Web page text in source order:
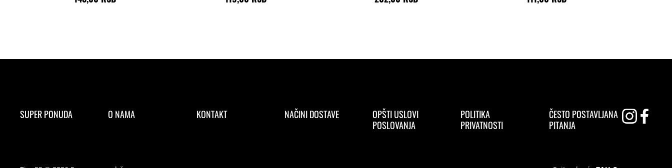
SUPER PONUDA O NAMA KONTAKT NAČINI DOSTAVE
OPŠTI USLOVI
POSLOVANJA
POLITIKA
PRIVATNOSTI
ČESTO POSTAVLJANA
PITANJA